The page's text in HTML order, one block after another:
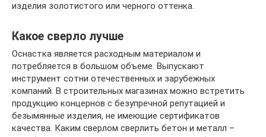
изделия золотистого или черного оттенка.
Какое сверло лучше
Оснастка является расходным материалом и
потребляется в большом объеме. Выпускают
инструмент сотни отечественных и зарубежных
компаний. В строительных магазинах можно встретить
продукцию концернов с безупречной репутацией и
безымянные изделия, не имеющие сертификатов
качества. Каким сверлом сверлить бетон и металл –